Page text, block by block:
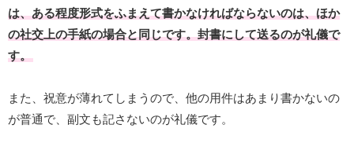
は、ある程度形式をふまえて書かなければならないのは、ほか
の社交上の手紙の場合と同じです。封書にして送るのが礼儀で
す。
また、祝意が薄れてしまうので、他の用件はあまり書かないの
が普通で、副文も記さないのが礼儀です。